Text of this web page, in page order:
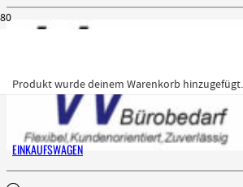
Produktwurde deinem Warenkorb hinzugefügt.
EINKAUFSWAGEN